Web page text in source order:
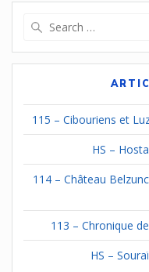
l’article
115 – Cibouriens et
HS –
114 – Château
113 – Chronique
HS –